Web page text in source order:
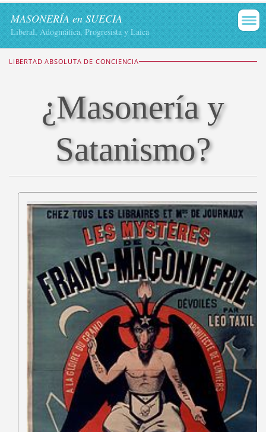
MASONERÍA en SUECIA
Liberal, Adogmática, Progresista y Laica
LIBERTAD ABSOLUTA DE CONCIENCIA
¿Masonería y
Satanismo?